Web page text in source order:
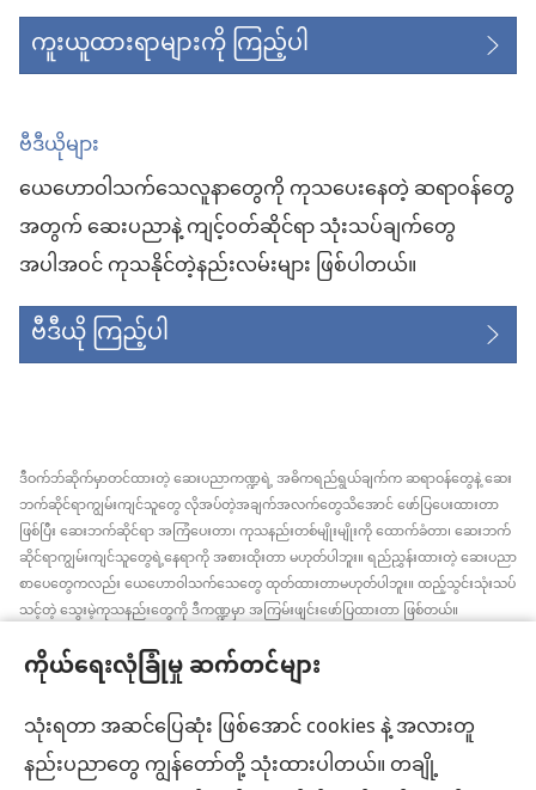
ကိုယ်ရေးလုံခြုံမှု ဆက်တင်များ
သုံးရတာ အဆင်ပြေဆုံး ဖြစ်အောင် cookies နဲ့ အလားတူ
နည်းပညာတွေ ကျွန်တော်တို့ သုံးထားပါတယ်။ တချို့
ကူးယူထားရာများကို ကြည့်ပါ
ဗီဒီယိုများ
ယေဟောဝါသက်သေလူနာတွေကို ကုသပေးနေတဲ့ ဆရာဝန်တွေ
အတွက် ဆေးပညာနဲ့ ကျင့်ဝတ်ဆိုင်ရာ သုံးသပ်ချက်တွေ
အပါအဝင် ကုသနိုင်တဲ့နည်းလမ်းများ ဖြစ်ပါတယ်။
ဗီဒီယို ကြည့်ပါ
ဒီဝက်ဘ်ဆိုက်မှာတင်ထားတဲ့ ဆေးပညာကဏ္ဍရဲ့ အဓိကရည်ရွယ်ချက်က ဆရာဝန်တွေနဲ့ ဆေး
ဘက်ဆိုင်ရာကျွမ်းကျင်သူတွေ လိုအပ်တဲ့အချက်အလက်တွေသိအောင် ဖော်ပြပေးထားတာ
ဖြစ်ပြီး ဆေးဘက်ဆိုင်ရာ အကြံပေးတာ၊ ကုသနည်းတစ်မျိုးမျိုးကို ထောက်ခံတာ၊ ဆေးဘက်
ဆိုင်ရာကျွမ်းကျင်သူတွေရဲ့နေရာကို အစားထိုးတာ မဟုတ်ပါဘူး။ ရည်ညွှန်းထားတဲ့ ဆေးပညာ
စာပေတွေကလည်း ယေဟောဝါသက်သေတွေ ထုတ်ထားတာမဟုတ်ပါဘူး။ ထည့်သွင်းသုံးသပ်
သင့်တဲ့ သွေးမဲ့ကုသနည်းတွေကို ဒီကဏ္ဍမှာ အကြမ်းဖျင်းဖော်ပြထားတာ ဖြစ်တယ်။
အခြေအနေနဲ့ပတ်သက်ပြီး လူနာရှင်တွေရဲ့ ဆန္ဒ၊ ဘာသာရေးယုံကြည်ချက်အတိုင်း လုပ်ဆောင်
ပေးဖို့က ဆေးဘက်ဆိုင်ရာကျွမ်းကျင်သူတစ်ဦးချင်းစီရဲ့တာဝန် ဖြစ်ပါတယ်။ ဒီကဏ္ဍထဲက
အကြံပြုချက်အားလုံးဟာ လူနာအားလုံးအတွက် သင့်တော်တာ၊ လက်ခံနိုင်စရာ ဖြစ်ချင်မှဖြစ်
ပါလိမ့်မယ်။
လူနာများ– ကျန်းမာရေးအခြေအနေ၊ ကုသနည်းတွေနဲ့ပတ်သက်ပြီး ဆရာဝန်တွေ၊ ဆေးဘက်